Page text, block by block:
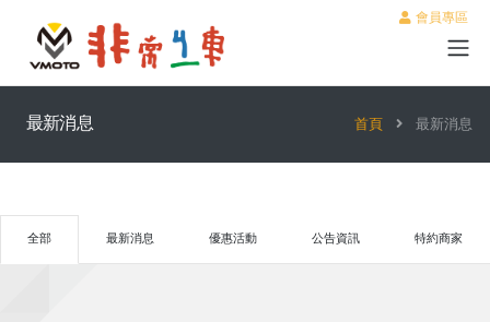
會員專區
最新消息 首頁 最新消息
全部 最新消息 優惠活動 公告資訊 特約商家